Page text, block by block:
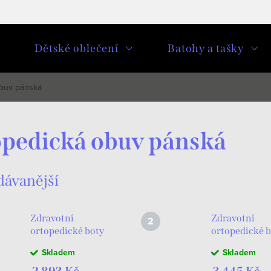
Dětské oblečení Batohy a tašky
pánská
obuv pánská
Zdravotní
ortopedické boty
Skladem
Zdravotní
ortopedické
Skladem